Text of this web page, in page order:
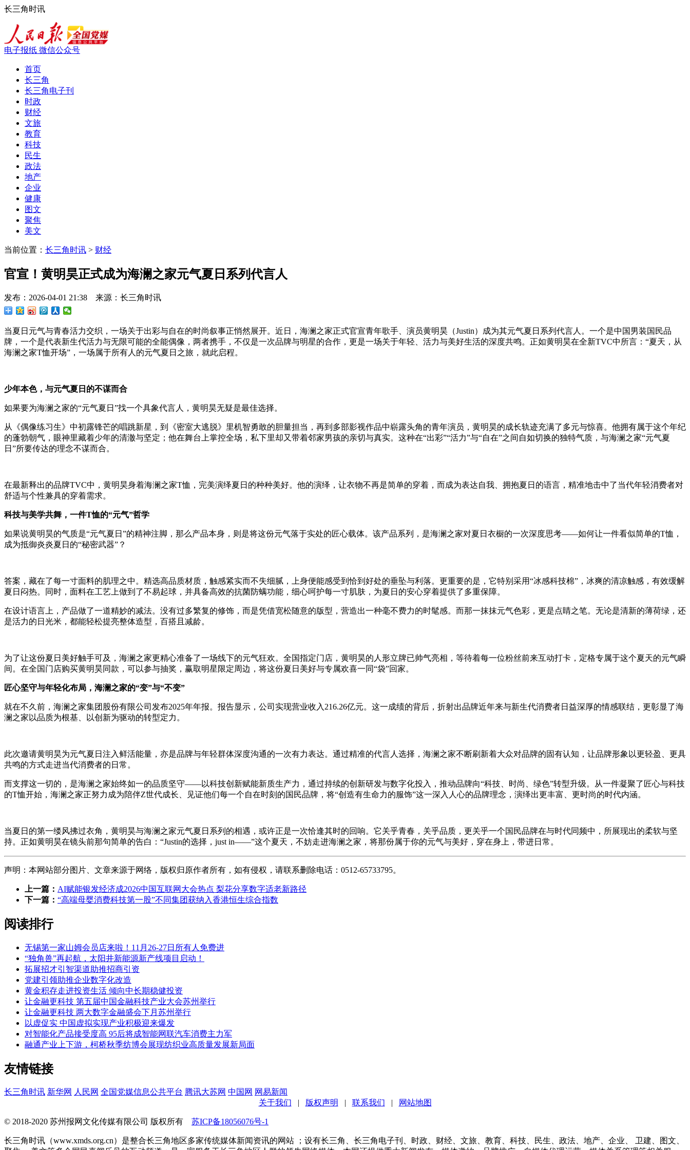
长三角时讯
电子报纸 微信公众号
首页
长三角
长三角电子刊
时政
财经
文旅
教育
科技
民生
政法
地产
企业
健康
图文
聚焦
美文
当前位置： 长三角时讯 > 财经
官宣！黄明昊正式成为海澜之家元气夏日系列代言人
发布：2026-04-01 21:38 来源：长三角时讯
当夏日元气与青春活力交织，一场关于出彩与自在的时尚叙事正悄然展开。近日，海澜之家正式官宣青年歌手、演员黄明昊（Justin）成为其元气夏日系列代言人。一个是中国男装国民品
牌，一个是代表新生代活力与无限可能的全能偶像，两者携手，不仅是一次品牌与明星的合作，更是一场关于年轻、活力与美好生活的深度共鸣。正如黄明昊在全新TVC中所言：“夏天，从
海澜之家T恤开场”，一场属于所有人的元气夏日之旅，就此启程。
少年本色，与元气夏日的不谋而合
如果要为海澜之家的“元气夏日”找一个具象代言人，黄明昊无疑是最佳选择。
从《偶像练习生》中初露锋芒的唱跳新星，到《密室大逃脱》里机智勇敢的胆量担当，再到多部影视作品中崭露头角的青年演员，黄明昊的成长轨迹充满了多元与惊喜。他拥有属于这个年纪
的蓬勃朝气，眼神里藏着少年的清澈与坚定；他在舞台上掌控全场，私下里却又带着邻家男孩的亲切与真实。这种在“出彩”“活力”与“自在”之间自如切换的独特气质，与海澜之家“元气夏
日”所要传达的理念不谋而合。
在最新释出的品牌TVC中，黄明昊身着海澜之家T恤，完美演绎夏日的种种美好。他的演绎，让衣物不再是简单的穿着，而成为表达自我、拥抱夏日的语言，精准地击中了当代年轻消费者对
舒适与个性兼具的穿着需求。
科技与美学共舞，一件T恤的“元气”哲学
如果说黄明昊的气质是“元气夏日”的精神注脚，那么产品本身，则是将这份元气落于实处的匠心载体。该产品系列，是海澜之家对夏日衣橱的一次深度思考——如何让一件看似简单的T恤，
成为抵御炎炎夏日的“秘密武器”？
答案，藏在了每一寸面料的肌理之中。精选高品质材质，触感紧实而不失细腻，上身便能感受到恰到好处的垂坠与利落。更重要的是，它特别采用“冰感科技棉”，冰爽的清凉触感，有效缓解
夏日闷热。同时，面料在工艺上做到了不易起球，并具备高效的抗菌防螨功能，细心呵护每一寸肌肤，为夏日的安心穿着提供了多重保障。
在设计语言上，产品做了一道精妙的减法。没有过多繁复的修饰，而是凭借宽松随意的版型，营造出一种毫不费力的时髦感。而那一抹抹元气色彩，更是点睛之笔。无论是清新的薄荷绿，还
是活力的日光米，都能轻松提亮整体造型，百搭且减龄。
为了让这份夏日美好触手可及，海澜之家更精心准备了一场线下的元气狂欢。全国指定门店，黄明昊的人形立牌已帅气亮相，等待着每一位粉丝前来互动打卡，定格专属于这个夏天的元气瞬
间。在全国门店购买黄明昊同款，可以参与抽奖，赢取明星限定周边，将这份夏日美好与专属欢喜一同“袋”回家。
匠心坚守与年轻化布局，海澜之家的“变”与“不变”
就在不久前，海澜之家集团股份有限公司发布2025年年报。报告显示，公司实现营业收入216.26亿元。这一成绩的背后，折射出品牌近年来与新生代消费者日益深厚的情感联结，更彰显了海
澜之家以品质为根基、以创新为驱动的转型定力。
此次邀请黄明昊为元气夏日注入鲜活能量，亦是品牌与年轻群体深度沟通的一次有力表达。通过精准的代言人选择，海澜之家不断刷新着大众对品牌的固有认知，让品牌形象以更轻盈、更具
共鸣的方式走进当代消费者的日常。
而支撑这一切的，是海澜之家始终如一的品质坚守——以科技创新赋能新质生产力，通过持续的创新研发与数字化投入，推动品牌向“科技、时尚、绿色”转型升级。从一件凝聚了匠心与科技
的T恤开始，海澜之家正努力成为陪伴Z世代成长、见证他们每一个自在时刻的国民品牌，将“创造有生命力的服饰”这一深入人心的品牌理念，演绎出更丰富、更时尚的时代内涵。
当夏日的第一缕风拂过衣角，黄明昊与海澜之家元气夏日系列的相遇，或许正是一次恰逢其时的回响。它关乎青春，关乎品质，更关乎一个国民品牌在与时代同频中，所展现出的柔软与坚
持。正如黄明昊在镜头前那句简单的告白：“Justin的选择，just in——”这个夏天，不妨走进海澜之家，将那份属于你的元气与美好，穿在身上，带进日常。
声明：本网站部分图片、文章来源于网络，版权归原作者所有，如有侵权，请联系删除电话：0512-65733795。
上一篇： AI赋能银发经济成2026中国互联网大会热点 梨花分享数字适老新路径
下一篇： “高端母婴消费科技第一股”不同集团获纳入香港恒生综合指数
阅读排行
无锡第一家山姆会员店来啦！11月26-27日所有人免费进
“独角兽”再起航，太阳井新能源新产线项目启动！
拓展招才引智渠道助推招商引资
党建引领助推企业数字化改造
黄金积存走进投资生活 倾向中长期稳健投资
让金融更科技 第五届中国金融科技产业大会苏州举行
让金融更科技 两大数字金融盛会下月苏州举行
以虚促实 中国虚拟实现产业积极迎来爆发
对智能化产品接受度高 95后将成智能网联汽车消费主力军
融通产业上下游，柯桥秋季纺博会展现纺织业高质量发展新局面
友情链接
长三角时讯 新华网 人民网 全国党媒信息公共平台 腾讯大苏网 中国网 网易新闻
关于我们
| 版权声明 | 联系我们 | 网站地图
© 2018-2020 苏州报网文化传媒有限公司 版权所有 苏ICP备18056076号-1
长三角时讯（www.xmds.org.cn）是整合长三角地区多家传统媒体新闻资讯的网站 ；设有长三角、长三角电子刊、时政、财经、文旅、教育、科技、民生、政法、地产、企业、 卫建、图文、